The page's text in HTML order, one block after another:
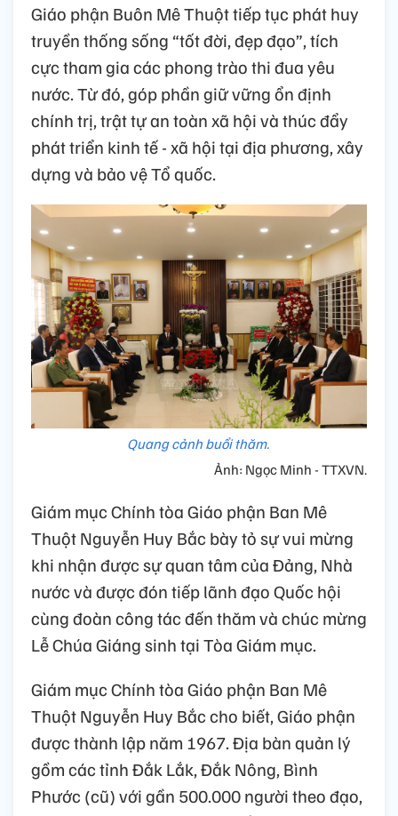
Giáo phận Buôn Mê Thuột tiếp tục phát huy
truyền thống sống “tốt đời, đẹp đạo”, tích
cực tham gia các phong trào thi đua yêu
nước. Từ đó, góp phần giữ vững ổn định
chính trị, trật tự an toàn xã hội và thúc đẩy
phát triển kinh tế - xã hội tại địa phương, xây
dựng và bảo vệ Tổ quốc.
Quang cảnh buổi thăm.
Ảnh: Ngọc Minh - TTXVN.
Giám mục Chính tòa Giáo phận Ban Mê
Thuột Nguyễn Huy Bắc bày tỏ sự vui mừng
khi nhận được sự quan tâm của Đảng, Nhà
nước và được đón tiếp lãnh đạo Quốc hội
cùng đoàn công tác đến thăm và chúc mừng
Lễ Chúa Giáng sinh tại Tòa Giám mục.
Giám mục Chính tòa Giáo phận Ban Mê
Thuột Nguyễn Huy Bắc cho biết, Giáo phận
được thành lập năm 1967. Địa bàn quản lý
gồm các tỉnh Đắk Lắk, Đắk Nông, Bình
Phước (cũ) với gần 500.000 người theo đạo,